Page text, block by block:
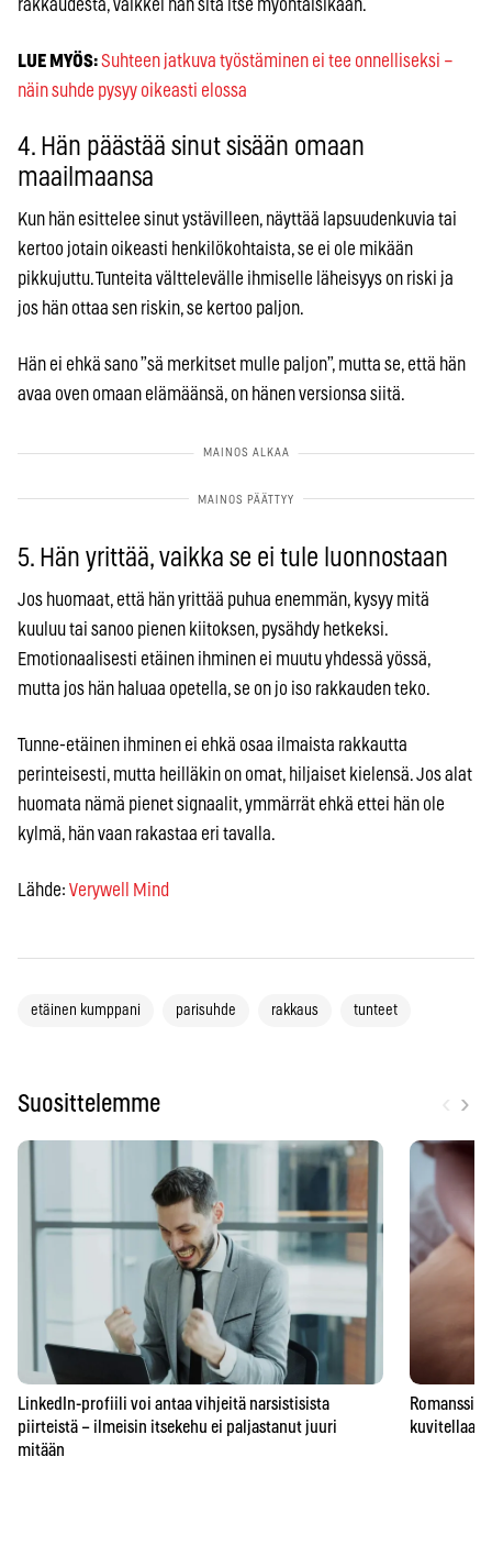
rakkaudesta, vaikkei hän sitä itse myöntäisikään.
LUE MYÖS:Suhteen jatkuva työstäminen ei tee onnelliseksi –
näin suhde pysyy oikeasti elossa
4. Hän päästää sinut sisään omaan
maailmaansa
Kun hän esittelee sinut ystävilleen, näyttää lapsuudenkuvia tai
kertoo jotain oikeasti henkilökohtaista, se ei ole mikään
pikkujuttu. Tunteita välttelevälle ihmiselle läheisyys on riski ja
jos hän ottaa sen riskin, se kertoo paljon.
Hän ei ehkä sano ”sä merkitset mulle paljon”, mutta se, että hän
avaa oven omaan elämäänsä, on hänen versionsa siitä.
5. Hän yrittää, vaikka se ei tule luonnostaan
Jos huomaat, että hän yrittää puhua enemmän, kysyy mitä
kuuluu tai sanoo pienen kiitoksen, pysähdy hetkeksi.
Emotionaalisesti etäinen ihminen ei muutu yhdessä yössä,
mutta jos hän haluaa opetella, se on jo iso rakkauden teko.
Tunne-etäinen ihminen ei ehkä osaa ilmaista rakkautta
perinteisesti, mutta heilläkin on omat, hiljaiset kielensä. Jos alat
huomata nämä pienet signaalit, ymmärrät ehkä ettei hän ole
kylmä, hän vaan rakastaa eri tavalla.
Lähde: Verywell Mind
etäinen kumppani parisuhde rakkaus tunteet
Suosittelemme ›
LinkedIn-profiili voi antaa vihjeitä narsistisista
piirteistä – ilmeisin itsekehu ei paljastanut juuri
mitään
kuvitellaan